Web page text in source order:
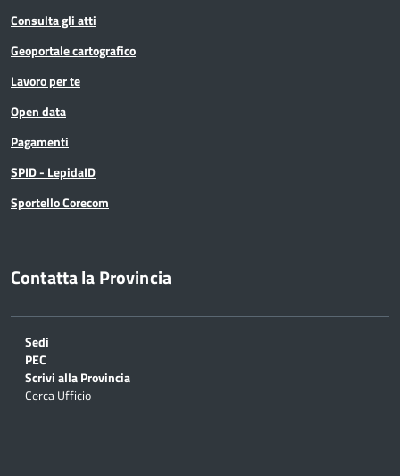
Consulta gli atti
Geoportale cartografico
Lavoro per te
Open data
Pagamenti
SPID - LepidaID
Sportello Corecom
Contatta la Provincia
Sedi
PEC
Scrivi alla Provincia
Cerca Ufficio